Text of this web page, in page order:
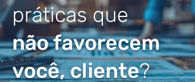
práticas que
não favorecem
você, cliente?